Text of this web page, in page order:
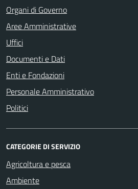
Organi di Governo
Aree Amministrative
Uffici
Documenti e Dati
Enti e Fondazioni
Personale Amministrativo
Politici
CATEGORIE DI SERVIZIO
Agricoltura e pesca
Ambiente